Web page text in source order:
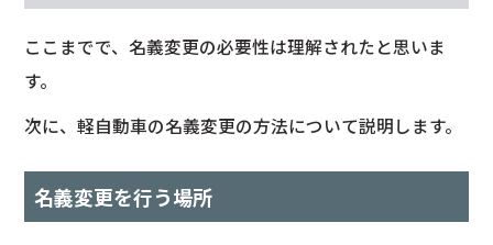
ここまでで、名義変更の必要性は理解されたと思いま
す。
次に、軽自動車の名義変更の方法について説明します。
名義変更を行う場所